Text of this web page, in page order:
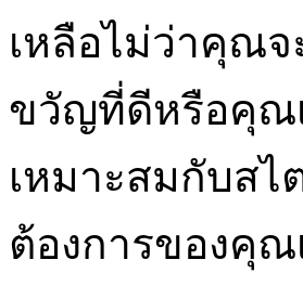
เหลือไม่ว่าคุณ
ขวัญที่ดีหรือคุณ
เหมาะสมกับสไ
ต้องการของคุ